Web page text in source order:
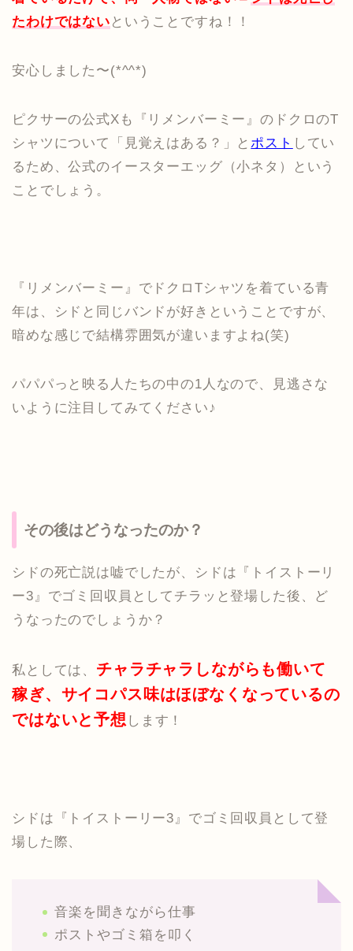
たわけではない ということですね！！
安心しました〜(*^^*)
ピクサーの公式Xも『リメンバーミー』のドクロのT
シャツについて「見覚えはある？」とポスト してい
るため、公式のイースターエッグ（小ネタ）という
ことでしょう。
『リメンバーミー』でドクロTシャツを着ている青
年は、シドと同じバンドが好きということですが、
暗めな感じで結構雰囲気が違いますよね(笑)
パパパっと映る人たちの中の1人なので、見逃さな
いように注目してみてください♪
その後はどうなったのか？
シドの死亡説は嘘でしたが、シドは『トイストーリ
ー3』でゴミ回収員としてチラッと登場した後、ど
うなったのでしょうか？
私としては、 チャラチャラしながらも働いて
稼ぎ、サイコパス味はほぼなくなっているの
ではないと予想 します！
シドは『トイストーリー3』でゴミ回収員として登
場した際、
音楽を聞きながら仕事
ポストやゴミ箱を叩く